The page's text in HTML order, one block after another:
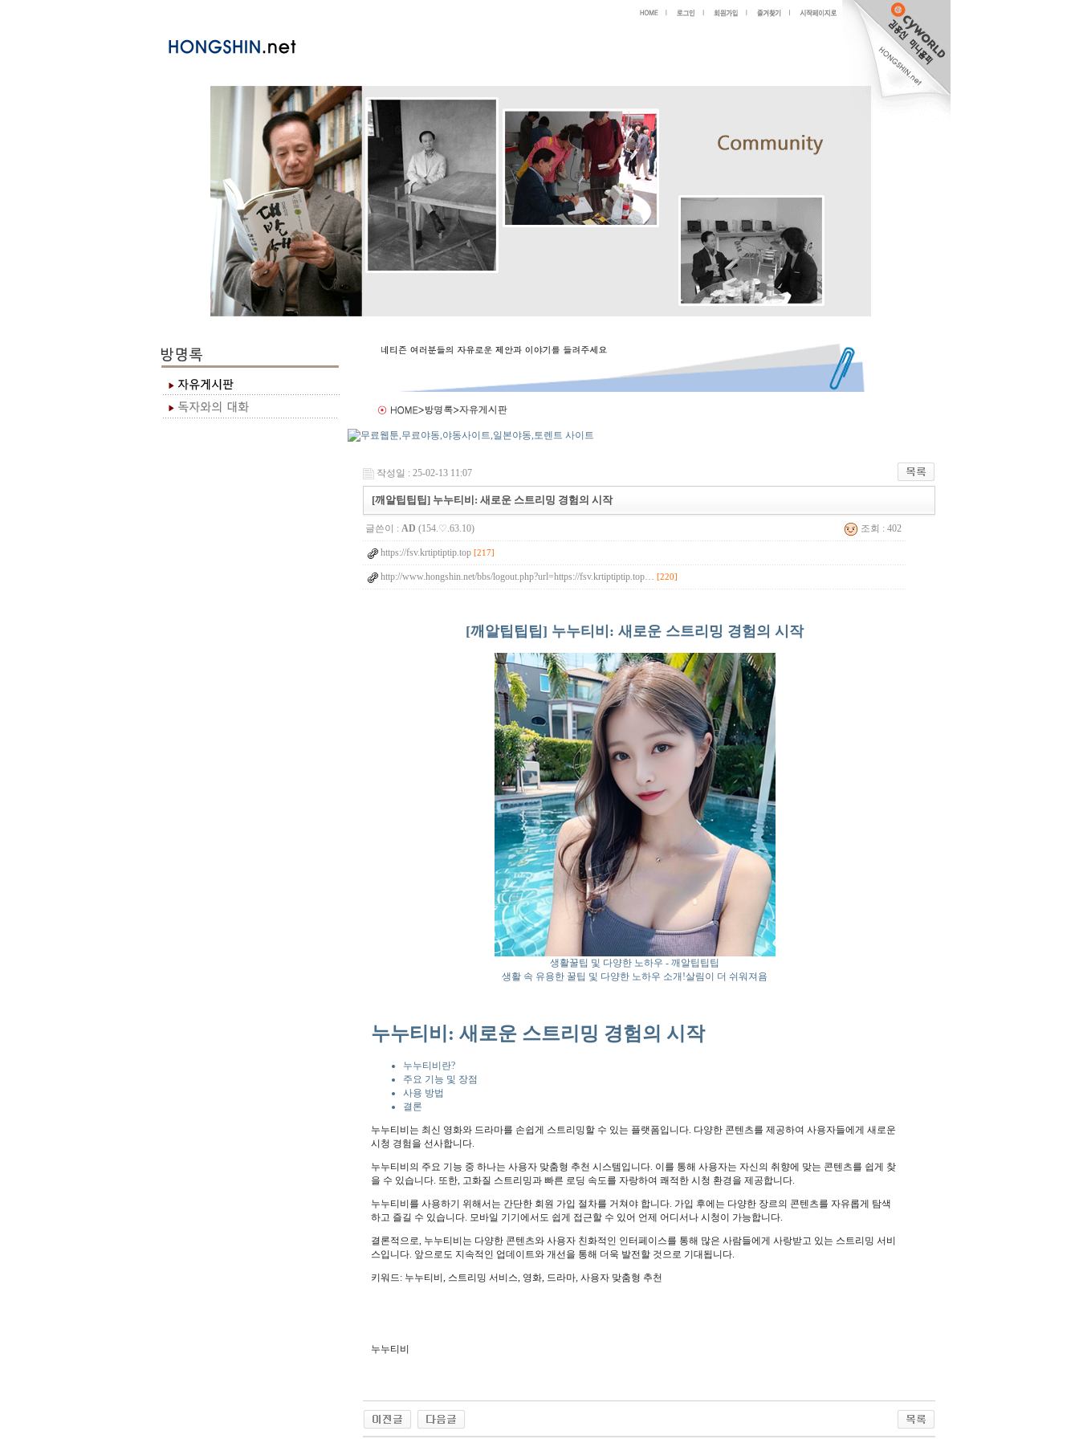
작성일 : 25-02-13 11:07
[깨알팁팁팁] 누누티비: 새로운 스트리밍 경험의 시작
글쓴이 : AD (154.♡.63.10) 조회 : 402
https://fsv.krtiptiptip.top [217]
http://www.hongshin.net/bbs/logout.php?url=https://fsv.krtiptiptip.top… [220]
[깨알팁팁팁] 누누티비: 새로운 스트리밍 경험의 시작
생활꿀팁 및 다양한 노하우 - 깨알팁팁팁
생활 속 유용한 꿀팁 및 다양한 노하우 소개!살림이 더 쉬워져욤
누누티비: 새로운 스트리밍 경험의 시작
누누티비란?
주요 기능 및 장점
사용 방법
결론
누누티비는 최신 영화와 드라마를 손쉽게 스트리밍할 수 있는 플랫폼입니다. 다양한 콘텐츠를 제공하여 사용자들에게 새로운
시청 경험을 선사합니다.
누누티비의 주요 기능 중 하나는 사용자 맞춤형 추천 시스템입니다. 이를 통해 사용자는 자신의 취향에 맞는 콘텐츠를 쉽게 찾
을 수 있습니다. 또한, 고화질 스트리밍과 빠른 로딩 속도를 자랑하여 쾌적한 시청 환경을 제공합니다.
누누티비를 사용하기 위해서는 간단한 회원 가입 절차를 거쳐야 합니다. 가입 후에는 다양한 장르의 콘텐츠를 자유롭게 탐색
하고 즐길 수 있습니다. 모바일 기기에서도 쉽게 접근할 수 있어 언제 어디서나 시청이 가능합니다.
결론적으로, 누누티비는 다양한 콘텐츠와 사용자 친화적인 인터페이스를 통해 많은 사람들에게 사랑받고 있는 스트리밍 서비
스입니다. 앞으로도 지속적인 업데이트와 개선을 통해 더욱 발전할 것으로 기대됩니다.
키워드: 누누티비, 스트리밍 서비스, 영화, 드라마, 사용자 맞춤형 추천
누누티비